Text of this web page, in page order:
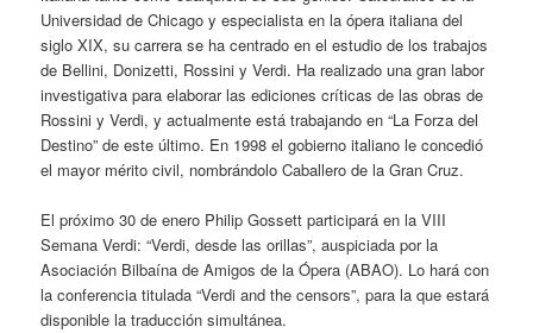
Universidad de Chicago y especialista en la ópera italiana del
siglo XIX, su carrera se ha centrado en el estudio de los trabajos
de Bellini, Donizetti, Rossini y Verdi. Ha realizado una gran labor
investigativa para elaborar las ediciones críticas de las obras de
Rossini y Verdi, y actualmente está trabajando en “La Forza del
Destino” de este último. En 1998 el gobierno italiano le concedió
el mayor mérito civil, nombrándolo Caballero de la Gran Cruz.
El próximo 30 de enero Philip Gossett participará en la VIII
Semana Verdi: “Verdi, desde las orillas”, auspiciada por la
Asociación Bilbaína de Amigos de la Ópera (ABAO). Lo hará con
la conferencia titulada “Verdi and the censors”, para la que estará
disponible la traducción simultánea.